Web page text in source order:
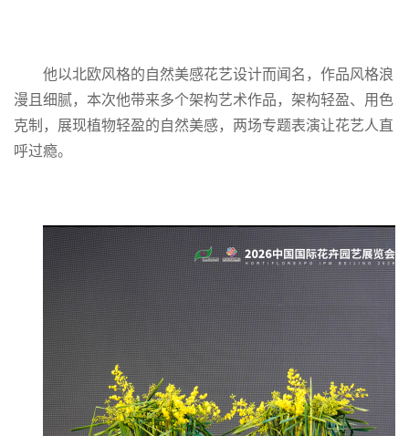
他以北欧风格的自然美感花艺设计而闻名，作品风格浪
漫且细腻，本次他带来多个架构艺术作品，架构轻盈、用色
克制，展现植物轻盈的自然美感，两场专题表演让花艺人直
呼过瘾。